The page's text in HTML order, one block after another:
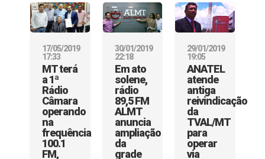
17/05/2019
17:33
MT terá
a 1ª
Rádio
Câmara
operando
na
frequência
100.1
FM,
30/01/2019
22:18
Em ato
solene,
rádio
89,5 FM
ALMT
anuncia
ampliação
da
grade
29/01/2019
19:05
ANATEL
atende
antiga
reivindicação
da
TVAL/MT
para
operar
via